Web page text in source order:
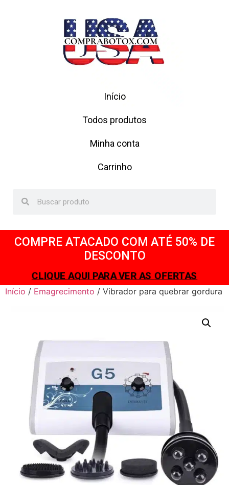
Início
Todos produtos
Minha conta
Carrinho
COMPRE ATACADO COM ATÉ 50% DE
DESCONTO
CLIQUE AQUI PARA VER AS OFERTAS
Início / Emagrecimento / Vibrador para quebrar gordura